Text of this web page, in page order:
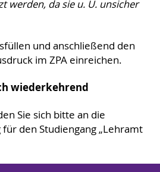
werden, da sie u. U. unsicher
und anschließend den
im ZPA einreichen.
wiederkehrend
Sie sich bitte an die
den Studiengang „Lehramt